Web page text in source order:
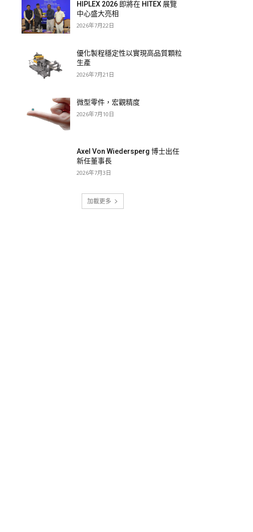
HIPLEX 2026 即將在 HITEX 展覽
中心盛大亮相
2026年7月22日
優化製程穩定性以實現高品質顆粒
生產
2026年7月21日
微型零件，宏觀精度
2026年7月10日
Axel Von Wiedersperg 博士出任
新任董事長
2026年7月3日
加載更多